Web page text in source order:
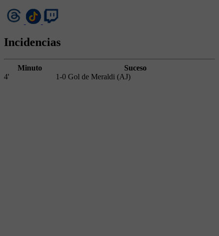
Incidencias
Minuto
Suceso
4'
1-0 Gol de Meraldi (AJ)